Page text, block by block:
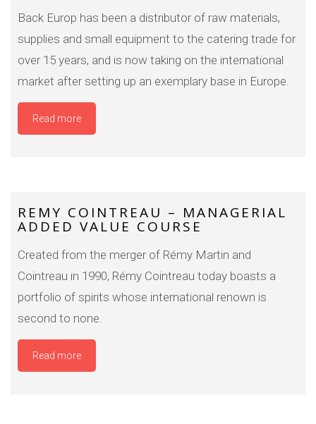
Back Europ has been a distributor of raw materials,
supplies and small equipment to the catering trade for
over 15 years, and is now taking on the international
market after setting up an exemplary base in Europe.
Read more
REMY COINTREAU – MANAGERIAL
ADDED VALUE COURSE
Created from the merger of Rémy Martin and
Cointreau in 1990, Rémy Cointreau today boasts a
portfolio of spirits whose international renown is
second to none.
Read more